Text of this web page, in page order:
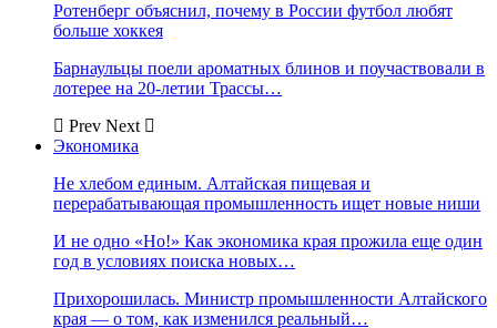
Ротенберг объяснил, почему в России футбол любят
больше хоккея
Барнаульцы поели ароматных блинов и поучаствовали в
лотерее на 20-летии Трассы…
Prev Next
Экономика
Не хлебом единым. Алтайская пищевая и
перерабатывающая промышленность ищет новые ниши
И не одно «Но!» Как экономика края прожила еще один
год в условиях поиска новых…
Прихорошилась. Министр промышленности Алтайского
края — о том, как изменился реальный…